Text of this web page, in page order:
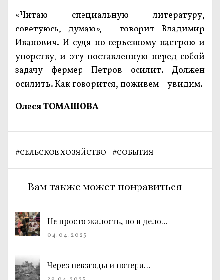
«Читаю специальную литературу,
советуюсь, думаю», – говорит Владимир
Иванович. И судя по серьезному настрою и
упорству, и эту поставленную перед собой
задачу фермер Петров осилит. Должен
осилить. Как говорится, поживем – увидим.
Олеся ТОМАШОВА
#СЕЛЬСКОЕ ХОЗЯЙСТВО #СОБЫТИЯ
Вам также может понравиться
Не просто жалость, но и дело…
04.04.2025
Через невзгоды и потери…